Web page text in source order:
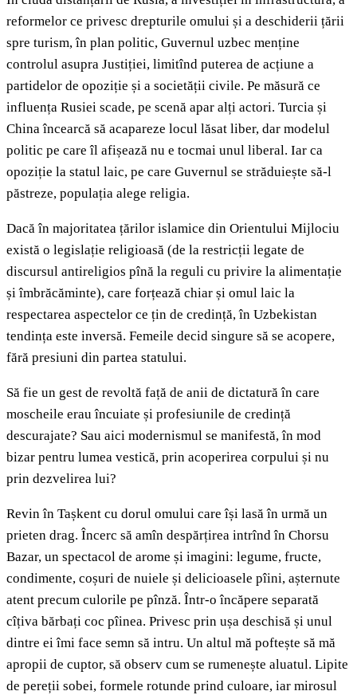
reformelor ce privesc drepturile omului și a deschiderii țării
spre turism, în plan politic, Guvernul uzbec menține
controlul asupra Justiției, limitînd puterea de acțiune a
partidelor de opoziție și a societății civile. Pe măsură ce
influența Rusiei scade, pe scenă apar alți actori. Turcia și
China încearcă să acapareze locul lăsat liber, dar modelul
politic pe care îl afișează nu e tocmai unul liberal. Iar ca
opoziție la statul laic, pe care Guvernul se străduiește să-l
păstreze, populația alege religia.
Dacă în majoritatea țărilor islamice din Orientului Mijlociu
există o legislație religioasă (de la restricții legate de
discursul antireligios pînă la reguli cu privire la alimentație
și îmbrăcăminte), care forțează chiar și omul laic la
respectarea aspectelor ce țin de credință, în Uzbekistan
tendința este inversă. Femeile decid singure să se acopere,
fără presiuni din partea statului.
Să fie un gest de revoltă față de anii de dictatură în care
moscheile erau încuiate și profesiunile de credință
descurajate? Sau aici modernismul se manifestă, în mod
bizar pentru lumea vestică, prin acoperirea corpului și nu
prin dezvelirea lui?
Revin în Tașkent cu dorul omului care își lasă în urmă un
prieten drag. Încerc să amîn despărțirea intrînd în Chorsu
Bazar, un spectacol de arome și imagini: legume, fructe,
condimente, coșuri de nuiele și delicioasele pîini, așternute
atent precum culorile pe pînză. Într-o încăpere separată
cîțiva bărbați coc pîinea. Privesc prin ușa deschisă și unul
dintre ei îmi face semn să intru. Un altul mă poftește să mă
apropii de cuptor, să observ cum se rumenește aluatul. Lipite
de pereții sobei, formele rotunde prind culoare, iar mirosul